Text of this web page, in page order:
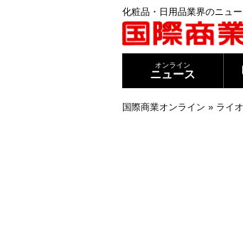
化粧品・日用品業界のニュー
オンライン
ニュース
国際商業オンライン » ライ